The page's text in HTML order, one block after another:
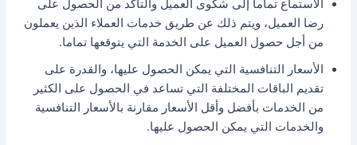
الاستماع تماما إلى شكوى العميل والتأكد من الحصول على
رضا العميل، ويتم ذلك عن طريق خدمات العملاء الذين يعملون
من أجل حصول العميل على الخدمة التي يتوقعها تماما.
الأسعار التنافسية التي يمكن الحصول عليها، والقدرة على
تقديم الباقات المختلفة التي تساعد في الحصول على الكثير
من الخدمات بأفضل وأقل الأسعار مقارنة بالأسعار التنافسية
والخدمات التي يمكن الحصول عليها.